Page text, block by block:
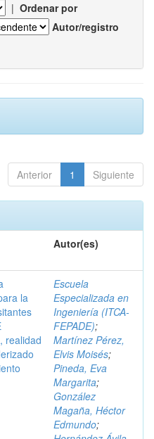
| Ordenar por
Autor/registro
Anterior 1 Siguiente
Autor(es)
la
realidad
Escuela
Especializada en
Ingeniería (ITCA-
FEPADE);
Martínez Pérez,
Elvis Moisés;
Pineda, Eva
Margarita;
González
Magaña, Héctor
Edmundo;